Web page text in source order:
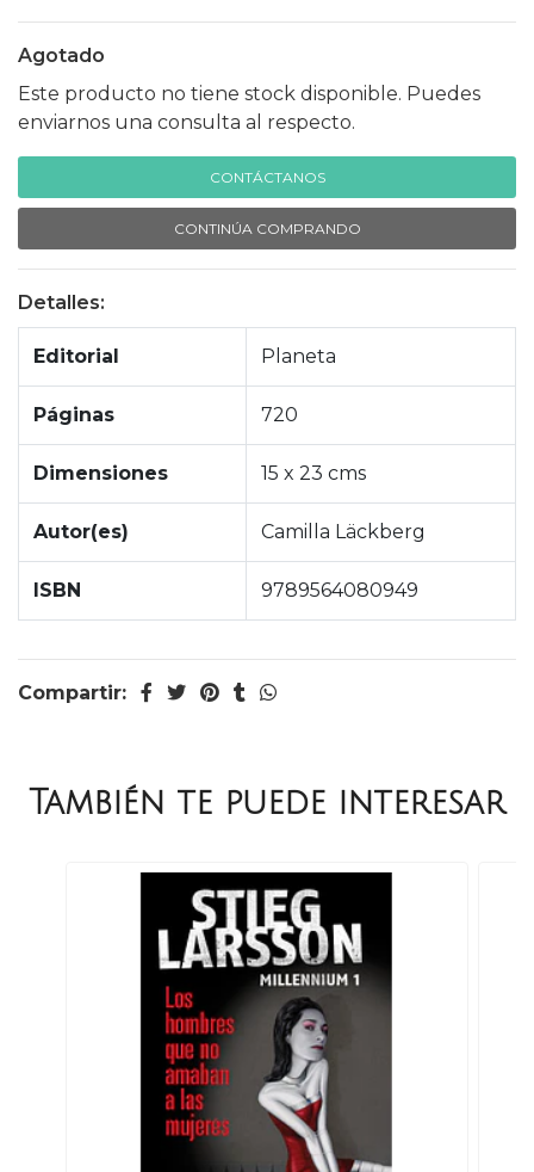
Agotado
Este producto no tiene stock disponible. Puedes
enviarnos una consulta al respecto.
CONTÁCTANOS
CONTINÚA COMPRANDO
Detalles:
Editorial Planeta
Páginas 720
Dimensiones 15 x 23 cms
Autor(es) Camilla Läckberg
ISBN 9789564080949
Compartir:
También te puede interesar